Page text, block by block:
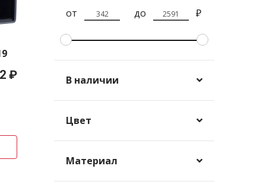
₽
от
до ₽
В наличии
Цвет
Материал